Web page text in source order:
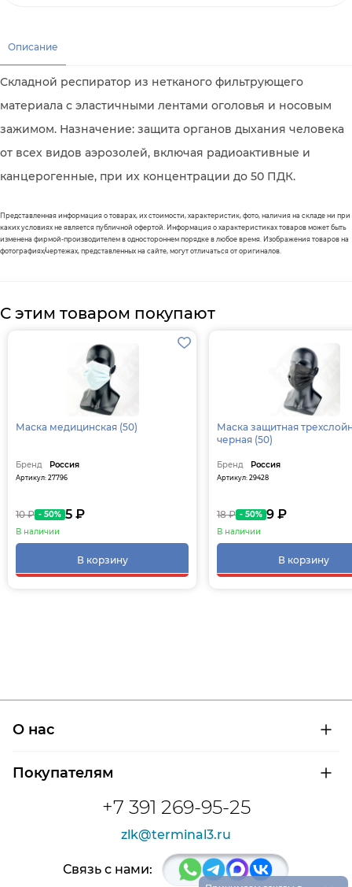
Описание
Складной респиратор из нетканого фильтрующего
материала с эластичными лентами оголовья и носовым
зажимом. Назначение: защита органов дыхания человека
от всех видов аэрозолей, включая радиоактивные и
канцерогенные, при их концентрации до 50 ПДК.
Представленная информация о товарах, их стоимости, характеристик, фото, наличия на складе ни при
каких условиях не является публичной офертой. Информация о характеристиках товаров может быть
изменена фирмой-производителем в одностороннем порядке в любое время. Изображения товаров на
фотографиях/чертежах, представленных на сайте, могут отличаться от оригиналов.
С этим товаром покупают
Маска медицинская (50)
Бренд Россия
Артикул: 27796
10 ₽ - 50% 5 ₽
В наличии
В корзину
Маска защитная
черная (50)
Бренд Россия
Артикул: 29428
18 ₽ - 50% 9 ₽
В наличии
В корзину
+7 391 269-95-25
zlk@terminal3.ru
О нас
Сертификаты на продукцию
Покупателям
Доставка и оплата
Расшифровка маркировки подшипников
Связь с нами: